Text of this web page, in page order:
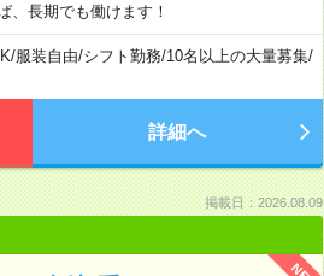
長期でも働けます！
/服装自由/シフト勤務/10名以上の大量募集/
詳細へ
掲載日：2026.08.09